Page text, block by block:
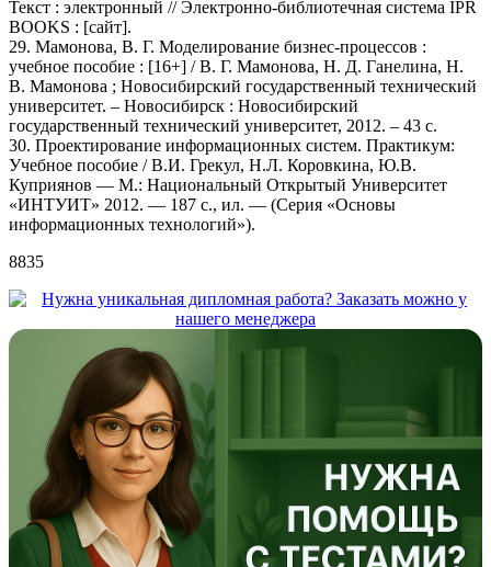
Текст : электронный // Электронно-библиотечная система IPR
BOOKS : [сайт].
29. Мамонова, В. Г. Моделирование бизнес-процессов :
учебное пособие : [16+] / В. Г. Мамонова, Н. Д. Ганелина, Н.
В. Мамонова ; Новосибирский государственный технический
университет. – Новосибирск : Новосибирский
государственный технический университет, 2012. – 43 с.
30. Проектирование информационных систем. Практикум:
Учебное пособие / В.И. Грекул, Н.Л. Коровкина, Ю.В.
Куприянов — М.: Национальный Открытый Университет
«ИНТУИТ» 2012. — 187 с., ил. — (Серия «Основы
информационных технологий»).
8835